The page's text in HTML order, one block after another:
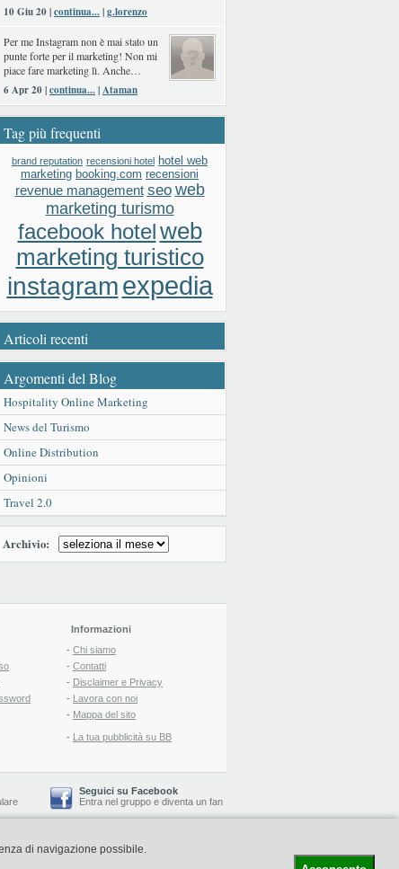
10 Giu 20 |continua...|g.lorenzo
Per me Instagram non è mai stato un
punte forte per il marketing! Non mi
piace fare marketing lì. Anche…
6 Apr 20 |continua...|Ataman
Tag più frequenti
brand reputation recensioni hotel hotel web
marketing booking.com recensioni
revenue management seo web
marketing turismo
facebook hotelweb
marketing turistico
instagramexpedia
Articoli recenti
Argomenti del Blog
Hospitality Online Marketing
News del Turismo
Online Distribution
Opinioni
Travel 2.0
Archivio:
Informazioni
- Chi siamo
- Contatti
- Disclaimer e Privacy
- Lavora con noi
- Mappa del sito
- La tua pubblicità su BB
Seguici su Facebook
Entra nel gruppo e diventa un fan
Booking Blog™ -Il blog del Web Marketing Turistico
di navigazione possibile.